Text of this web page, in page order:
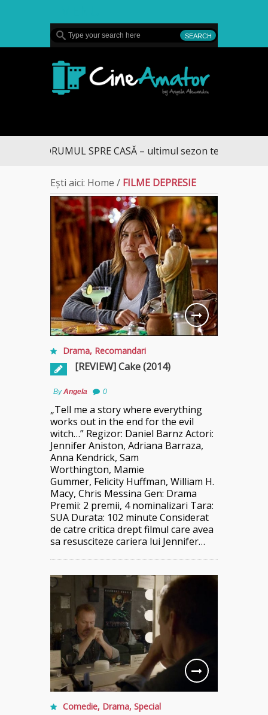
DRUMUL SPRE CASĂ – ultimul sezon te aduce la
Ești aici: Home / FILME DEPRESIE
Drama, Recomandari
[REVIEW] Cake (2014)
ByAngela 0
„Tell me a story where everything
works out in the end for the evil
witch…” Regizor: Daniel Barnz Actori:
Jennifer Aniston, Adriana Barraza,
Anna Kendrick, Sam
Worthington, Mamie
Gummer, Felicity Huffman, William H.
Macy, Chris Messina Gen: Drama
Premii: 2 premii, 4 nominalizari Tara:
SUA Durata: 102 minute Considerat
de catre critica drept filmul care avea
sa resusciteze cariera lui Jennifer…
Comedie, Drama, Special